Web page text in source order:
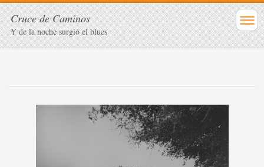
Cruce de Caminos
Y de la noche surgió el blues